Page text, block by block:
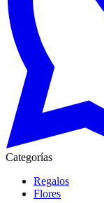
Categorías
Regalos
Flores